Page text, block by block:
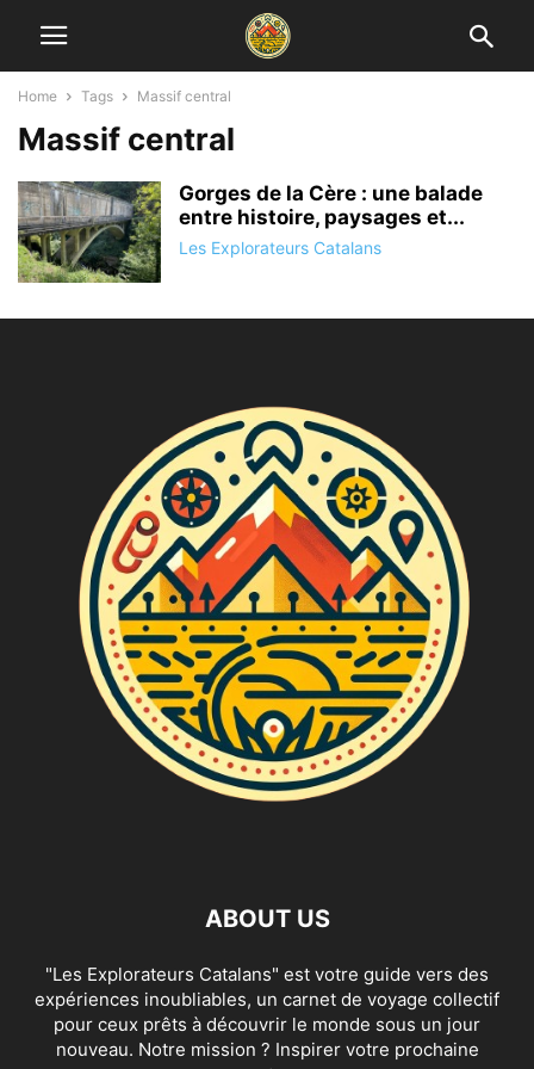
Home Tags Massif central
Massif central
Gorges de la Cère : une balade
entre histoire, paysages et...
Les Explorateurs Catalans
ABOUT US
"Les Explorateurs Catalans" est votre guide vers des
expériences inoubliables, un carnet de voyage collectif
pour ceux prêts à découvrir le monde sous un jour
nouveau. Notre mission ? Inspirer votre prochaine